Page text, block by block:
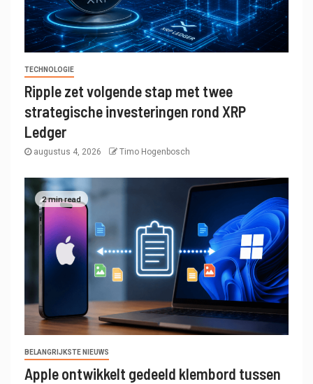
TECHNOLOGIE
Ripple zet volgende stap met twee
strategische investeringen rond XRP
Ledger
augustus 4, 2026 Timo Hogenbosch
2 min read
BELANGRIJKSTE NIEUWS
Apple ontwikkelt gedeeld klembord tussen